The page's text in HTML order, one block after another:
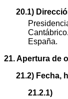
20.1)
España.
21. Apertura de
21.2) Fecha,
21.2.1)